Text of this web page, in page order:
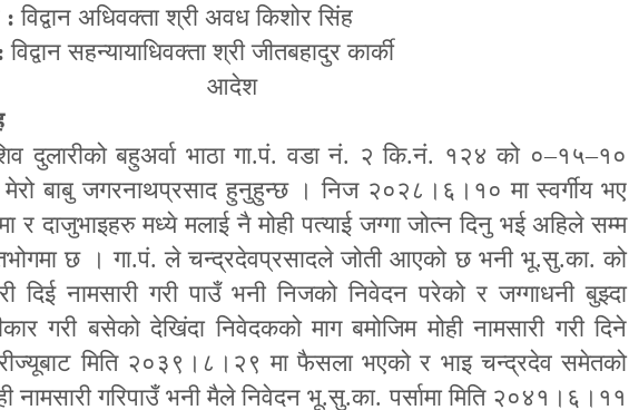
:विद्वान अधिवक्ता श्री अवध किशोर सिंह
:विद्वान सहन्यायाधिवक्ता श्री जीतबहादुर कार्की
आदेश
बहुअर्वा भाठा गा.पं. वडा नं. २ कि.नं. १२४ को ०–१५–१०
मेरो बाबु जगरनाथप्रसाद हुनुहुन्छ । निज २०२८।६।१० मा स्वर्गीय भए
र दाजुभाइहरु मध्ये मलाई नै मोही पत्याई जग्गा जोत्न दिनु भई अहिले सम्म
छ । गा.पं. ले चन्द्रदेवप्रसादले जोती आएको छ भनी भू.सु.का. को
दिई नामसारी गरी पाउँ भनी निजको निवेदन परेको र जग्गाधनी बुझ्दा
गरी बसेको देखिंदा निवेदकको माग बमोजिम मोही नामसारी गरी दिने
मिति २०३९।८।२९ मा फैसला भएको र भाइ चन्द्रदेव समेतको
नामसारी गरिपाउँ भनी मैले निवेदन भू.सु.का. पर्सामा मिति २०४१।६।११